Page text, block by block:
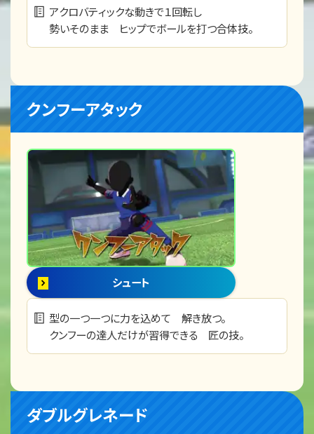
アクロバティックな動きで１回転し
勢いそのまま ヒップでボールを打つ合体技。
クンフーアタック
シュート
型の一つ一つに力を込めて 解き放つ。
クンフーの達人だけが習得できる 匠の技。
ダブルグレネード